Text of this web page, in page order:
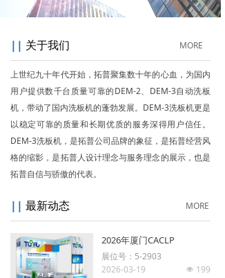
联系我们
|| 关于我们
上世纪九十年代开始，拓普聚集数十年的心血，为国内
用户提供数千台质量可靠的DEM-2、DEM-3自动洗板
机，带动了国内洗板机的蓬勃发展。DEM-3洗板机更是
以稳定可靠的质量和长期优质的服务深得用户信任。
DEM-3洗板机，是拓普公司品牌的象征，是拓普经营风
格的缩影，是拓普人设计理念与服务理念的展示，也是
拓普自信与骄傲的代表。
MORE
2026年厦门CACLP
展位号：5-2903
넶 199
2026-03-19
|| 最新动态 MORE